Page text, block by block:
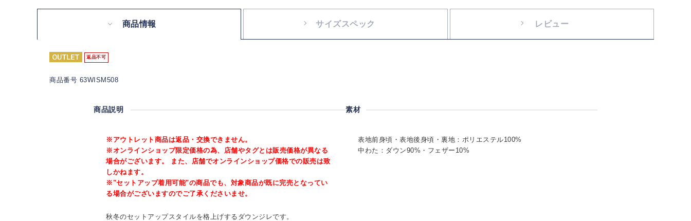
商品情報 サイズスペック レビュー
返品不可
商品番号 63WISM508
商品説明
※アウトレット商品は返品・交換できません。
※オンラインショップ限定価格の為、店舗やタグとは販売価格が異なる
場合がございます。 また、店舗でオンラインショップ価格での販売は致
しかねます。
※"セットアップ着用可能"の商品でも、対象商品が既に完売となってい
る場合がございますのでご了承くださいませ。
秋冬のセットアップスタイルを格上げするダウンジレです。
素材
表地前身頃・表地後身頃・裏地：ポリエステル100%
中わた：ダウン90%・フェザー10%